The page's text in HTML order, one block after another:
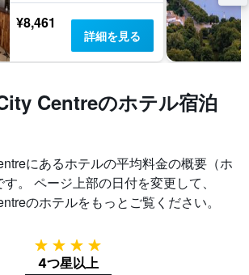
¥8,461
詳細を見る
Centreのホテル宿泊
にあるホテルの平均料金の概要（ホ
。 ページ上部の日付を変更して、
のホテルをもっとご覧ください。
4つ星
4つ星以上